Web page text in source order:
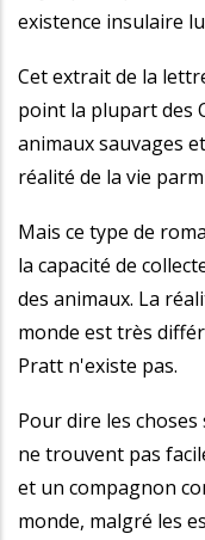
existence insulaire
Cet extrait de la
point la plupart des
animaux sauvages
réalité de la vie
Mais ce type de
la capacité de
des animaux. La
monde est très
Pratt n'existe pas.
Pour dire les
ne trouvent pas
et un compagnon
monde, malgré les